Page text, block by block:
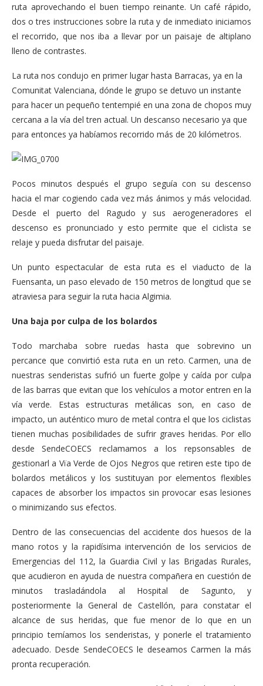
ruta aprovechando el buen tiempo reinante. Un café rápido,
dos o tres instrucciones sobre la ruta y de inmediato iniciamos
el recorrido, que nos iba a llevar por un paisaje de altiplano
lleno de contrastes.
La ruta nos condujo en primer lugar hasta Barracas, ya en la
Comunitat Valenciana, dónde le grupo se detuvo un instante
para hacer un pequeño tentempié en una zona de chopos muy
cercana a la vía del tren actual. Un descanso necesario ya que
para entonces ya habíamos recorrido más de 20 kilómetros.
Pocos minutos después el grupo seguía con su descenso
hacia el mar cogiendo cada vez más ánimos y más velocidad.
Desde el puerto del Ragudo y sus aerogeneradores el
descenso es pronunciado y esto permite que el ciclista se
relaje y pueda disfrutar del paisaje.
Un punto espectacular de esta ruta es el viaducto de la
Fuensanta, un paso elevado de 150 metros de longitud que se
atraviesa para seguir la ruta hacia Algimia.
Una baja por culpa de los bolardos
Todo marchaba sobre ruedas hasta que sobrevino un
percance que convirtió esta ruta en un reto. Carmen, una de
nuestras senderistas sufrió un fuerte golpe y caída por culpa
de las barras que evitan que los vehículos a motor entren en la
vía verde. Estas estructuras metálicas son, en caso de
impacto, un auténtico muro de metal contra el que los ciclistas
tienen muchas posibilidades de sufrir graves heridas. Por ello
desde SendeCOECS reclamamos a los repsonsables de
gestionarl a Vïa Verde de Ojos Negros que retiren este tipo de
bolardos metálicos y los sustituyan por elementos flexibles
capaces de absorber los impactos sin provocar esas lesiones
o minimizando sus efectos.
Dentro de las consecuencias del accidente dos huesos de la
mano rotos y la rapidísima intervención de los servicios de
Emergencias del 112, la Guardia Civil y las Brigadas Rurales,
que acudieron en ayuda de nuestra compañera en cuestión de
minutos trasladándola al Hospital de Sagunto, y
posteriormente la General de Castellón, para constatar el
alcance de sus heridas, que fue menor de lo que en un
principio temíamos los senderistas, y ponerle el tratamiento
adecuado. Desde SendeCOECS le deseamos Carmen la más
pronta recuperación.